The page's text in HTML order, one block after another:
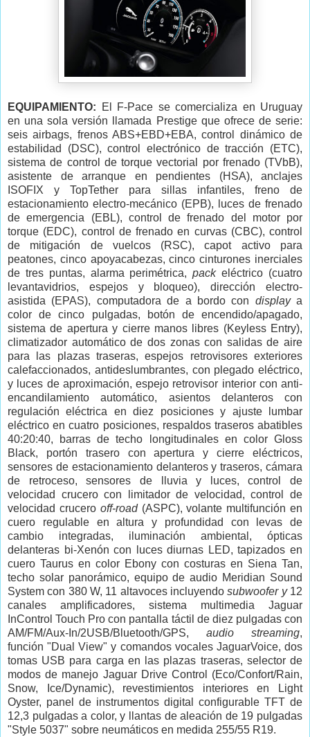
EQUIPAMIENTO: El F-Pace se comercializa en Uruguay
en una sola versión llamada Prestige que ofrece de serie:
seis airbags, frenos ABS+EBD+EBA, control dinámico de
estabilidad (DSC), control electrónico de tracción (ETC),
sistema de control de torque vectorial por frenado (TVbB),
asistente de arranque en pendientes (HSA), anclajes
ISOFIX y TopTether para sillas infantiles, freno de
estacionamiento electro-mecánico (EPB), luces de frenado
de emergencia (EBL), control de frenado del motor por
torque (EDC), control de frenado en curvas (CBC), control
de mitigación de vuelcos (RSC), capot activo para
peatones, cinco apoyacabezas, cinco cinturones inerciales
de tres puntas, alarma perimétrica,packeléctrico (cuatro
levantavidrios, espejos y bloqueo), dirección electro-
asistida (EPAS), computadora de a bordo con display a
color de cinco pulgadas, botón de encendido/apagado,
sistema de apertura y cierre manos libres (Keyless Entry),
climatizador automático de dos zonas con salidas de aire
para las plazas traseras, espejos retrovisores exteriores
calefaccionados, antideslumbrantes, con plegado eléctrico,
y luces de aproximación, espejo retrovisor interior con anti-
encandilamiento automático, asientos delanteros con
regulación eléctrica en diez posiciones y ajuste lumbar
eléctrico en cuatro posiciones, respaldos traseros abatibles
40:20:40, barras de techo longitudinales en color Gloss
Black, portón trasero con apertura y cierre eléctricos,
sensores de estacionamiento delanteros y traseros, cámara
de retroceso, sensores de lluvia y luces, control de
velocidad crucero con limitador de velocidad, control de
velocidad crucero off-road(ASPC), volante multifunción en
cuero regulable en altura y profundidad con levas de
cambio integradas, iluminación ambiental, ópticas
delanteras bi-Xenón con luces diurnas LED, tapizados en
cuero Taurus en color Ebony con costuras en Siena Tan,
techo solar panorámico, equipo de audio Meridian Sound
System con 380 W, 11 altavoces incluyendosubwoofer y 12
canales amplificadores, sistema multimedia Jaguar
InControl Touch Pro con pantalla táctil de diez pulgadas con
AM/FM/Aux-In/2USB/Bluetooth/GPS, audio streaming,
función "Dual View" y comandos vocales JaguarVoice, dos
tomas USB para carga en las plazas traseras, selector de
modos de manejo Jaguar Drive Control (Eco/Confort/Rain,
Snow, Ice/Dynamic), revestimientos interiores en Light
Oyster, panel de instrumentos digital configurable TFT de
12,3 pulgadas a color, y llantas de aleación de 19 pulgadas
"Style 5037" sobre neumáticos en medida 255/55 R19.